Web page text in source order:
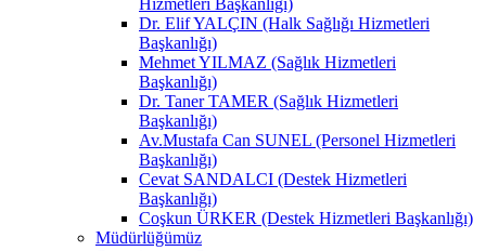
Dr. Elif YALÇIN (Halk Sağlığı Hizmetleri
Başkanlığı)
Mehmet YILMAZ (Sağlık Hizmetleri
Başkanlığı)
Dr. Taner TAMER (Sağlık Hizmetleri
Başkanlığı)
Av.Mustafa Can SUNEL (Personel Hizmetleri
Başkanlığı)
Cevat SANDALCI (Destek Hizmetleri
Başkanlığı)
Coşkun ÜRKER (Destek Hizmetleri Başkanlığı)
Müdürlüğümüz